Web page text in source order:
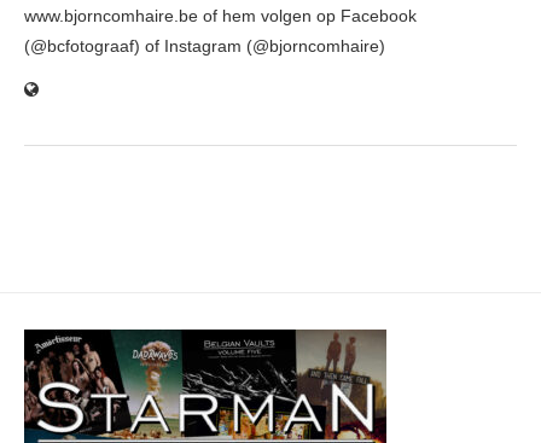
www.bjorncomhaire.be of hem volgen op Facebook
(@bcfotograaf) of Instagram (@bjorncomhaire)